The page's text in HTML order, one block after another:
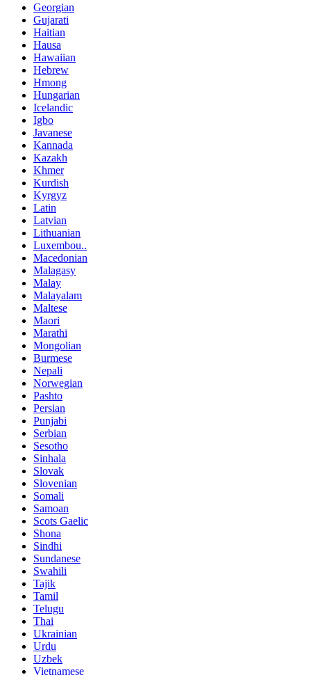
Georgian
Gujarati
Haitian
Hausa
Hawaiian
Hebrew
Hmong
Hungarian
Icelandic
Igbo
Javanese
Kannada
Kazakh
Khmer
Kurdish
Kyrgyz
Latin
Latvian
Lithuanian
Luxembou..
Macedonian
Malagasy
Malay
Malayalam
Maltese
Maori
Marathi
Mongolian
Burmese
Nepali
Norwegian
Pashto
Persian
Punjabi
Serbian
Sesotho
Sinhala
Slovak
Slovenian
Somali
Samoan
Scots Gaelic
Shona
Sindhi
Sundanese
Swahili
Tajik
Tamil
Telugu
Thai
Ukrainian
Urdu
Uzbek
Vietnamese